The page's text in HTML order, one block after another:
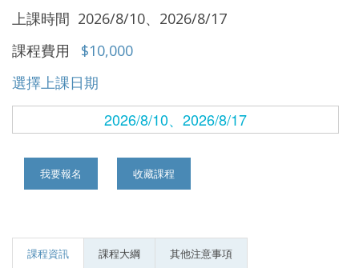
上課時間 2026/8/10、2026/8/17
課程費用
$10,000
選擇上課日期
2026/8/10、2026/8/17
我要報名 收藏課程
課程資訊 課程大綱 其他注意事項